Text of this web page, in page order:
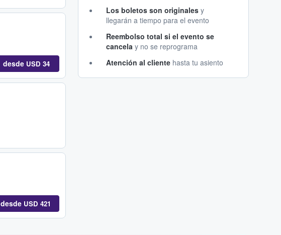
desde USD 34
desde USD 421
Los boletos son originales y
llegarán a tiempo para el evento
Reembolso total si el evento se
cancela y no se reprograma
Atención al cliente hasta tu asiento